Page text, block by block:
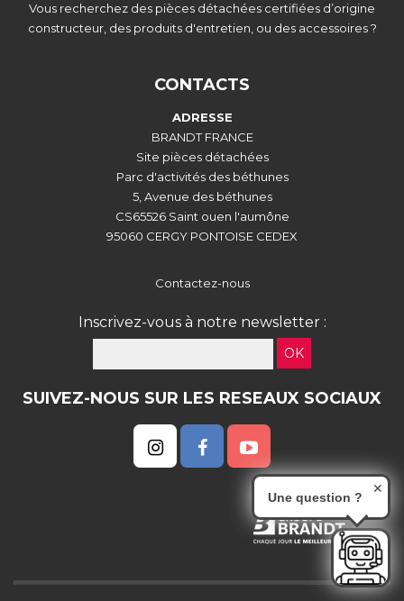
Vous recherchez des pièces détachées certifiées d’origine
constructeur, des produits d'entretien, ou des accessoires ?
CONTACTS
ADRESSE
BRANDT FRANCE
Site pièces détachées
Parc d'activités des béthunes
5, Avenue des béthunes
CS65526 Saint ouen l'aumône
95060 CERGY PONTOISE CEDEX
Contactez-nous
Inscrivez-vous à notre newsletter :
OK
SUIVEZ-NOUS SUR LES RESEAUX SOCIAUX
Une question ?
✕